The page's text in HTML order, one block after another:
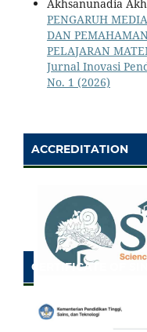
Akhsanunadia
PENGARUH
DAN
PELAJARAN
Jurnal Inovasi
No. 1 (2026)
ACCREDITATION
CERTIFICATE OF